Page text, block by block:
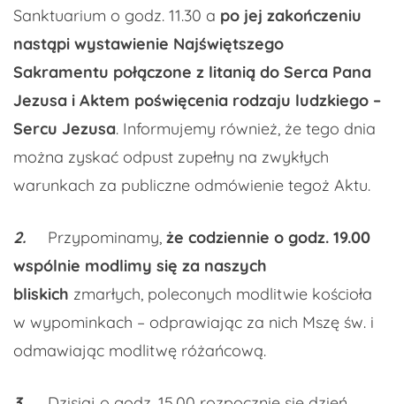
Sanktuarium o godz. 11.30 a po jej zakończeniu
nastąpi wystawienie Najświętszego
Sakramentu połączone z litanią do Serca Pana
Jezusa i Aktem poświęcenia rodzaju ludzkiego –
Sercu Jezusa. Informujemy również, że tego dnia
można zyskać odpust zupełny na zwykłych
warunkach za publiczne odmówienie tegoż Aktu.
2. Przypominamy, że codziennie o godz. 19.00
wspólnie modlimy się za naszych
bliskich zmarłych, poleconych modlitwie kościoła
w wypominkach – odprawiając za nich Mszę św. i
odmawiając modlitwę różańcową.